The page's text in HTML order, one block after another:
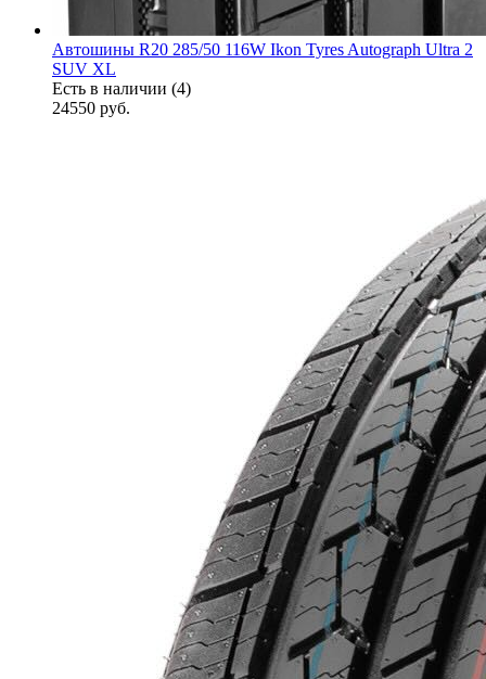
Автошины R20 285/50 116W Ikon Tyres Autograph Ultra 2
SUV XL
Есть в наличии (4)
24550 руб.